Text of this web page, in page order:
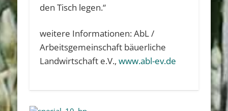
den Tisch legen.“
weitere Informationen: AbL /
Arbeitsgemeinschaft bäuerliche
Landwirtschaft e.V.,www.abl-ev.de